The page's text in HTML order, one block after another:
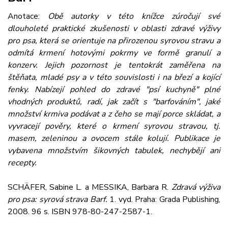
Anotace:
Obě autorky v této knížce zúročují své
dlouholeté praktické zkušenosti v oblasti zdravé výživy
pro psa, která se orientuje na přirozenou syrovou stravu a
odmítá krmení hotovými pokrmy ve formě granulí a
konzerv. Jejich pozornost je tentokrát zaměřena na
štěňata, mladé psy a v této souvislosti i na březí a kojící
fenky. Nabízejí pohled do zdravé "psí kuchyně" plné
vhodných produktů, radí, jak začít s "barfováním", jaké
množství krmiva podávat a z čeho se mají porce skládat, a
vyvracejí pověry, které o krmení syrovou stravou, tj.
masem, zeleninou a ovocem stále kolují. Publikace je
vybavena množstvím šikovných tabulek, nechybějí ani
recepty.
SCHÄFER, Sabine L. a MESSIKA, Barbara R. Zdravá výživa
pro psa: syrová strava Barf.1. vyd. Praha: Grada Publishing,
2008. 96 s. ISBN 978-80-247-2587-1.